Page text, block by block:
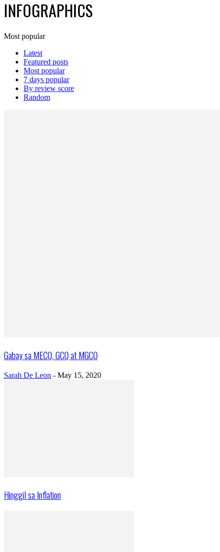
INFOGRAPHICS
Most popular
Latest
Featured posts
Most popular
7 days popular
By review score
Random
Gabay sa MECQ. GCQ at MGCQ
Sarah De Leon - May 15, 2020
Hinggil sa Inflation